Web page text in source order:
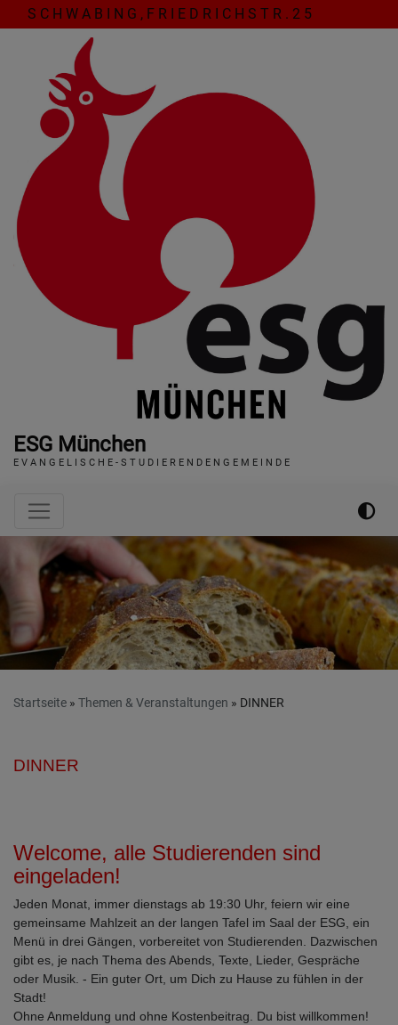
Direkt
zum
S C H W A B I N G , F R I E D R I C H S T R . 2 5
ESG München
E V A N G E L I S C H E - S T U D I E R E N D E N G E M E I N D E
Hauptnavigation
Startseite Themen & Veranstaltungen DINNER
DINNER
Welcome, alle Studierenden sind
eingeladen!
Jeden Monat, immer dienstags ab 19:30 Uhr, feiern wir eine
gemeinsame Mahlzeit an der langen Tafel im Saal der ESG, ein
Menü in drei Gängen, vorbereitet von Studierenden. Dazwischen
gibt es, je nach Thema des Abends, Texte, Lieder, Gespräche
oder Musik. - Ein guter Ort, um Dich zu Hause zu fühlen in der
Stadt!
Ohne Anmeldung und ohne Kostenbeitrag. Du bist willkommen!